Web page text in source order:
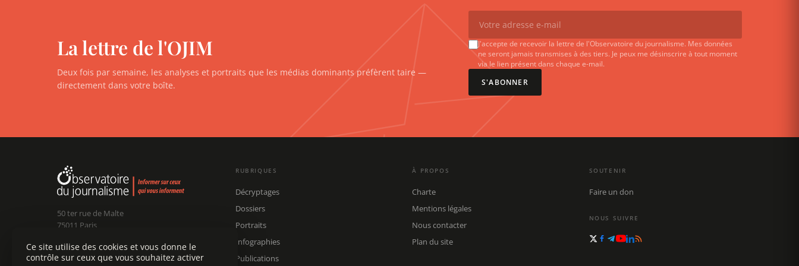
La lettre de l'OJIM
Deux fois par semaine, les analyses et portraits que les médias dominants préfèrent taire —
directement dans votre boîte.
J'accepte de recevoir la lettre de l'Observatoire du journalisme. Mes données
ne seront jamais transmises à des tiers. Je peux me désinscrire à tout moment
via le lien présent dans chaque e-mail.
S'ABONNER
50 ter rue de Malte
75011 Paris
Président :Claude Chollet
Dir. rédaction :Édouard Chanot
RUBRIQUES
Décryptages
Dossiers
Portraits
Infographies
Publications
À PROPOS
Charte
Mentions légales
Nous contacter
Plan du site
SOUTENIR
Faire un don
NOUS SUIVRE
Ce site utilise des cookies et vous donne le
contrôle sur ceux que vous souhaitez activer